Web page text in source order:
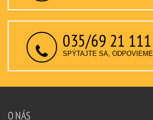
035/69 21 111
SPÝTAJTE SA, ODPOVIEME
O NÁS